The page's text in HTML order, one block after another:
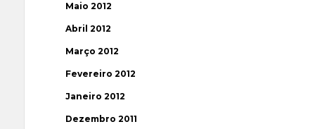
Maio 2012
Abril 2012
Março 2012
Fevereiro 2012
Janeiro 2012
Dezembro 2011